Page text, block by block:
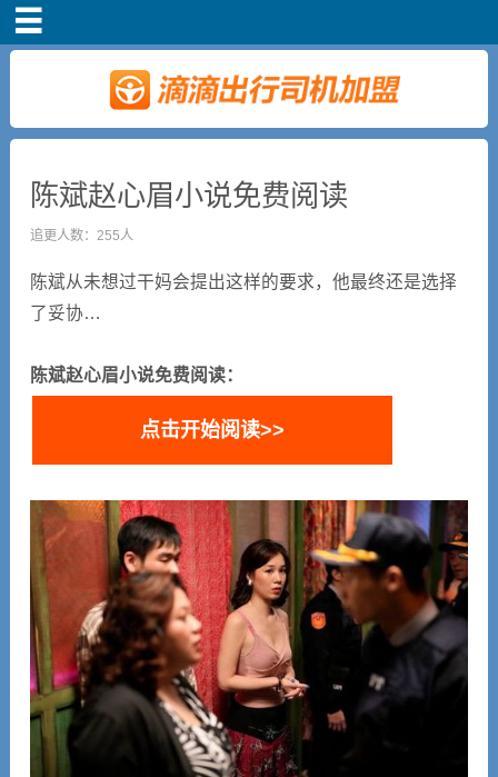
车主注册
补贴政策
司机端下载
小说短剧
陈斌赵心眉小说免费阅读
追更人数：255人
陈斌从未想过干妈会提出这样的要求，他最终还是选择
了妥协…
陈斌赵心眉小说免费阅读：
点击开始阅读>>